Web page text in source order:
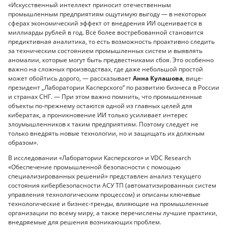
«Искусственный интеллект приносит отечественным
промышленным предприятиям ощутимую выгоду — в некоторых
сферах экономический эффект от внедрения ИИ оценивается в
миллиарды рублей в год. Всё более востребованной становится
предиктивная аналитика, то есть возможность проактивно следить
за техническим состоянием промышленных систем и выявлять
аномалии, которые могут быть предвестниками сбоя. Это особенно
важно на сложных производствах, где даже небольшой простой
может обойтись дорого, — рассказываетАнна Кулашова, вице-
президент „Лаборатории Касперского“ по развитию бизнеса в России
и странах СНГ. — При этом важно помнить, что промышленные
объекты по-прежнему остаются одной из главных целей для
кибератак, а проникновение ИИ только усиливает интерес
злоумышленников к таким предприятиям. Поэтому следует не
только внедрять новые технологии, но и защищать их должным
образом».
В исследовании «Лаборатории Касперского» и VDC Research
«Обеспечение промышленной безопасности с помощью
специализированных решений» представлен анализ текущего
состояния кибербезопасности АСУ ТП (автоматизированных систем
управления технологическим процессом) и описаны ключевые
технологические и бизнес-тренды, влияющие на промышленные
организации по всему миру, а также перечислены лучшие практики,
внедряемые для решения возникающих проблем.